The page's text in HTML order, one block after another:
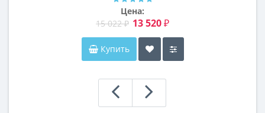
Цена:
15 022 ₽ 13 520 ₽
Купить